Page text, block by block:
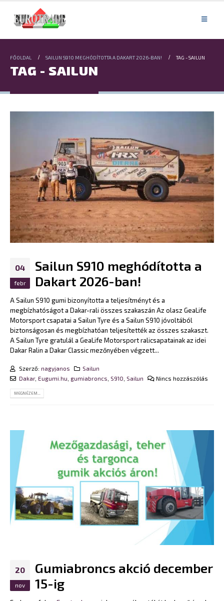
FŐOLDAL SAILUN S910 MEGHÓDÍTOTTA A DAKART 2026-BAN! TAG -SAILUN
TAG - SAILUN
04
febr
Sailun S910 meghódította a
Dakart 2026-ban!
A Sailun S910 gumi bizonyította a teljesítményt és a
megbízhatóságot a Dakar-rali összes szakaszán Az olasz GeaLife
Motorsport csapatai a Sailun Tyre és a Sailun S910 jóvoltából
biztonságosan és megbízhatóan teljesítették az összes szakaszt.
A Sailun Tyre gratulál a GeaLife Motorsport ralicsapatainak az idei
Dakar Ralin a Dakar Classic mezőnyében végzett...
Szerző: nagyjanos
Sailun
Dakar, Eugumi.hu gumiabroncs S910 Sailun Nincs hozzászólás
MEGNÉZEM...
20
nov
Gumiabroncs akció december
15-ig